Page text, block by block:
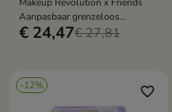
Aanpasbaar grenzeloos
oogschaduwpalet
€ 24,47€ 27,81
-12% favorite_border